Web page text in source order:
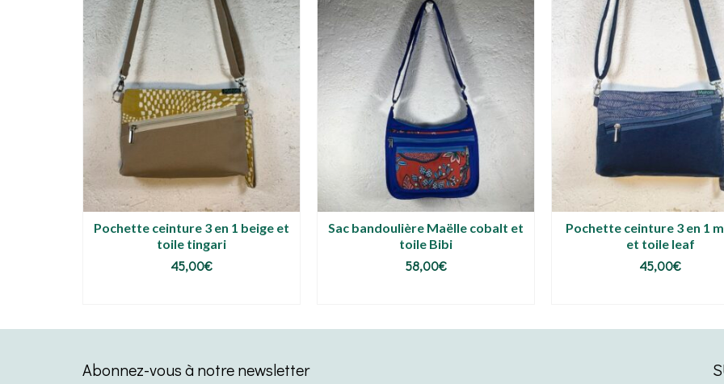
Pochette ceinture 3 en 1 beige et
toile tingari
45,00€
Sac bandoulière Maëlle cobalt et
toile Bibi
58,00€
Pochette ceinture 3 en 1
et toile leaf
45,00€
Abonnez-vous à notre newsletter